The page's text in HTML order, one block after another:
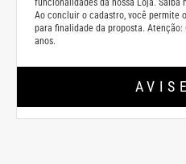
funcionalidades da nossa Loja. Saiba
Ao concluir o cadastro, você permite
para finalidade da proposta.
anos.